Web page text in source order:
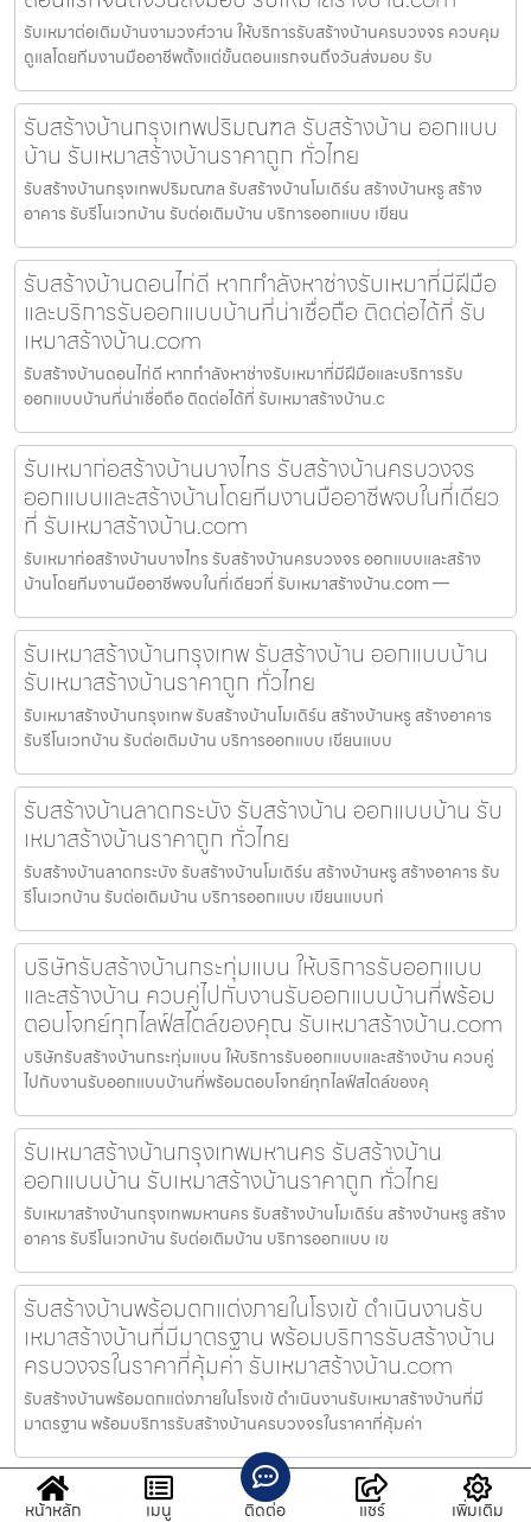
รับเหมาต่อเติมบ้านงามวงศ์วาน ให้บริการรับสร้างบ้านครบวงจร ควบคุม
ดูแลโดยทีมงานมืออาชีพตั้งแต่ขั้นตอนแรกจนถึงวันส่งมอบ รับ
รับสร้างบ้านกรุงเทพปริมณฑล รับสร้างบ้าน ออกแบบ
บ้าน รับเหมาสร้างบ้านราคาถูก ทั่วไทย
รับสร้างบ้านกรุงเทพปริมณฑล รับสร้างบ้านโมเดิร์น สร้างบ้านหรู สร้าง
อาคาร รับรีโนเวทบ้าน รับต่อเติมบ้าน บริการออกแบบ เขียน
รับสร้างบ้านดอนไก่ดี หากกำลังหาช่างรับเหมาที่มีฝีมือ
และบริการรับออกแบบบ้านที่น่าเชื่อถือ ติดต่อได้ที่ รับ
เหมาสร้างบ้าน.com
รับสร้างบ้านดอนไก่ดี หากกำลังหาช่างรับเหมาที่มีฝีมือและบริการรับ
ออกแบบบ้านที่น่าเชื่อถือ ติดต่อได้ที่ รับเหมาสร้างบ้าน.c
รับเหมาก่อสร้างบ้านบางไทร รับสร้างบ้านครบวงจร
ออกแบบและสร้างบ้านโดยทีมงานมืออาชีพจบในที่เดียว
ที่ รับเหมาสร้างบ้าน.com
รับเหมาก่อสร้างบ้านบางไทร รับสร้างบ้านครบวงจร ออกแบบและสร้าง
บ้านโดยทีมงานมืออาชีพจบในที่เดียวที่ รับเหมาสร้างบ้าน.com —
รับเหมาสร้างบ้านกรุงเทพ รับสร้างบ้าน ออกแบบบ้าน
รับเหมาสร้างบ้านราคาถูก ทั่วไทย
รับเหมาสร้างบ้านกรุงเทพ รับสร้างบ้านโมเดิร์น สร้างบ้านหรู สร้างอาคาร
รับรีโนเวทบ้าน รับต่อเติมบ้าน บริการออกแบบ เขียนแบบ
รับสร้างบ้านลาดกระบัง รับสร้างบ้าน ออกแบบบ้าน รับ
เหมาสร้างบ้านราคาถูก ทั่วไทย
รับสร้างบ้านลาดกระบัง รับสร้างบ้านโมเดิร์น สร้างบ้านหรู สร้างอาคาร รับ
รีโนเวทบ้าน รับต่อเติมบ้าน บริการออกแบบ เขียนแบบก่
บริษัทรับสร้างบ้านกระทุ่มแบน ให้บริการรับออกแบบ
และสร้างบ้าน ควบคู่ไปกับงานรับออกแบบบ้านที่พร้อม
ตอบโจทย์ทุกไลฟ์สไตล์ของคุณ รับเหมาสร้างบ้าน.com
บริษัทรับสร้างบ้านกระทุ่มแบน ให้บริการรับออกแบบและสร้างบ้าน ควบคู่
ไปกับงานรับออกแบบบ้านที่พร้อมตอบโจทย์ทุกไลฟ์สไตล์ของคุ
รับเหมาสร้างบ้านกรุงเทพมหานคร รับสร้างบ้าน
ออกแบบบ้าน รับเหมาสร้างบ้านราคาถูก ทั่วไทย
รับเหมาสร้างบ้านกรุงเทพมหานคร รับสร้างบ้านโมเดิร์น สร้างบ้านหรู สร้าง
อาคาร รับรีโนเวทบ้าน รับต่อเติมบ้าน บริการออกแบบ เข
รับสร้างบ้านพร้อมตกแต่งภายในโรงเข้ ดำเนินงานรับ
เหมาสร้างบ้านที่มีมาตรฐาน พร้อมบริการรับสร้างบ้าน
ครบวงจรในราคาที่คุ้มค่า รับเหมาสร้างบ้าน.com
รับสร้างบ้านพร้อมตกแต่งภายในโรงเข้ ดำเนินงานรับเหมาสร้างบ้านที่มี
มาตรฐาน พร้อมบริการรับสร้างบ้านครบวงจรในราคาที่คุ้มค่า
บริษัทรับสร้างบ้านบางน้ำจืด เราคือบริษัทรับสร้างบ้าน
หน้าหลัก เมนู ติดต่อ แชร์ เพิ่มเติม